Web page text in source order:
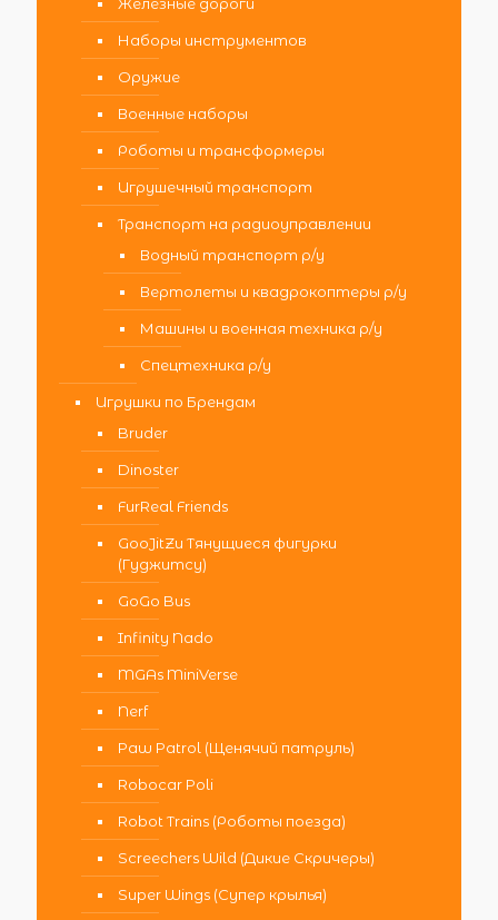
Наборы инструментов
Оружие
Военные наборы
Роботы и трансформеры
Игрушечный транспорт
Транспорт на радиоуправлении
Водный транспорт р/у
Вертолеты и квадрокоптеры р/у
Машины и военная техника р/у
Спецтехника р/у
Игрушки по Брендам
Bruder
Dinoster
FurReal Friends
GooJitZu Тянущиеся фигурки
(Гуджитсу)
GoGo Bus
Infinity Nado
MGAs MiniVerse
Nerf
Paw Patrol (Щенячий патруль)
Robocar Poli
Robot Trains (Роботы поезда)
Screechers Wild (Дикие Скричеры)
Super Wings (Супер крылья)